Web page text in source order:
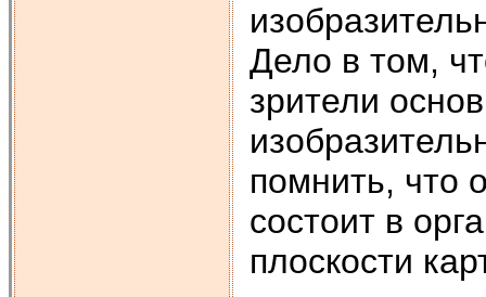
Дело в том,
зрители
помнить, что
состоит в
плоскости